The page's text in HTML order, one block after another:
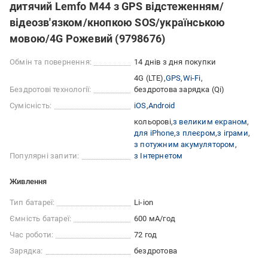
дитячий Lemfo M44 з GPS відстеженням/
відеозв'язком/кнопкою SOS/українською
мовою/4G Рожевий (9798676)
Обмін та повернення: 14 днів з дня покупки
Бездротові технології:
4G (LTE) GPS Wi-Fi
бездротова зарядка (Qi)
Сумісність:
iOS Android
Популярні запити:
кольорові з великим екраном
для iPhone з плеєром з іграми
з потужним акумулятором
з Інтернетом
Живлення
Тип батареї:
Li-ion
Ємність батареї:
600 мА/год
Час роботи:
72 год
Зарядка:
бездротова